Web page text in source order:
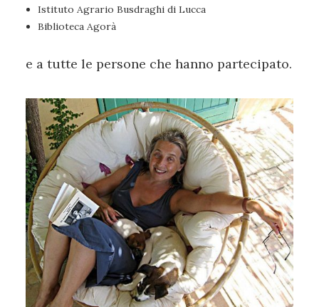
Istituto Agrario Busdraghi di Lucca
Biblioteca Agorà
e a tutte le persone che hanno partecipato.